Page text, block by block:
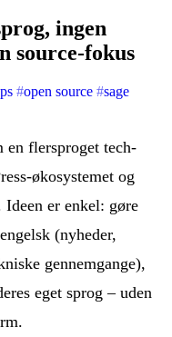
ingen
source-fokus
open source
sage
en flersproget tech-
økosystemet og
er enkel: gøre
(nyheder,
gennemgange),
eget sprog – uden